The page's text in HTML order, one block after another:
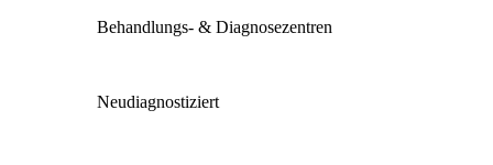
Behandlungs- & Diagnosezentren
Neudiagnostiziert